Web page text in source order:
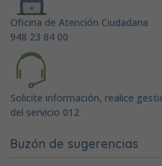
Oficina de Atención Ciudadana
948 23 84 00
Solicite información, realice
del servicio 012
Buzón de sugerencias